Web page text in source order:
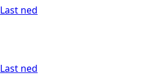
Last ned
Last ned